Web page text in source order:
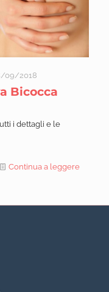
09/2018
Bicocca
i dettagli e le
Continua a leggere